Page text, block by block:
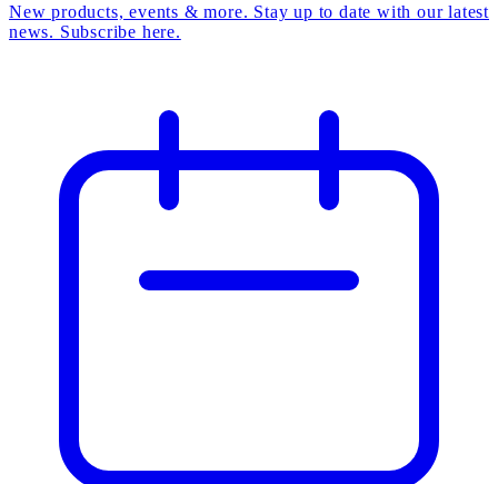
New products, events & more. Stay up to date with our latest
news. Subscribe here.